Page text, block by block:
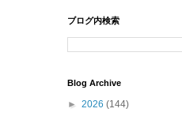
ブログ内検索
Blog Archive
► 2026 (144)